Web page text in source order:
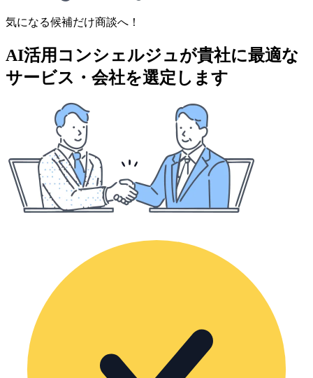
気になる候補だけ商談へ！
AI活用コンシェルジュが貴社に最適な
サービス・会社を選定します